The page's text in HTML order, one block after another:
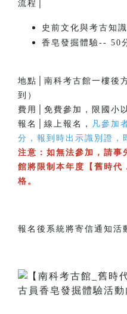
流程│
史前文化與考古知
香皂發掘體驗-- 50
地點│南科考古館一樓後
到）
費用│免費參加，限國小
報名│線上報名，
凡參加
分，報到時出示識別證，
注意：如無法參加，請事
館將限制本年度【舊時代
格。
報名後系統將寄信通知活